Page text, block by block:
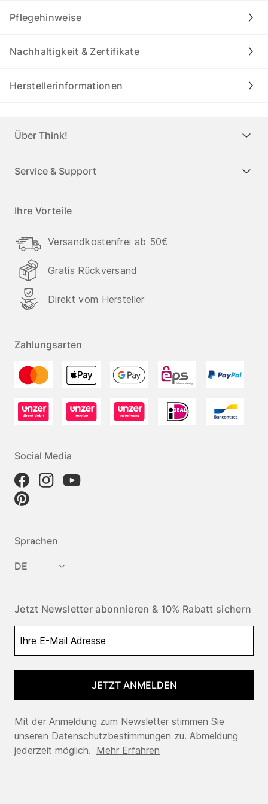
Pflegehinweise
Nachhaltigkeit & Zertifikate
Herstellerinformationen
Über Think!
Service & Support
Ihre Vorteile
Versandkostenfrei ab 50€
Gratis Rückversand
Direkt vom Hersteller
Zahlungsarten
Social Media
Sprachen
DE
Jetzt Newsletter abonnieren & 10% Rabatt sichern
JETZT ANMELDEN
Mit der Anmeldung zum Newsletter stimmen Sie
unseren Datenschutzbestimmungen zu. Abmeldung
jederzeit möglich. Mehr Erfahren